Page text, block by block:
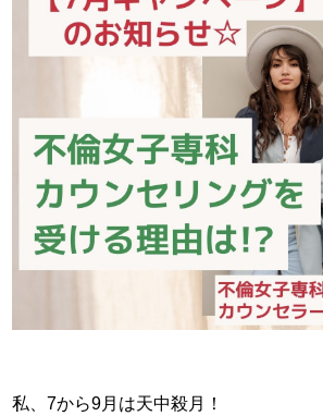
私、7から9月は天中殺月！